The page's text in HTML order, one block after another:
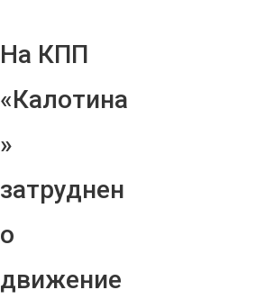
На КПП
«Калотина
»
затруднен
о
движение